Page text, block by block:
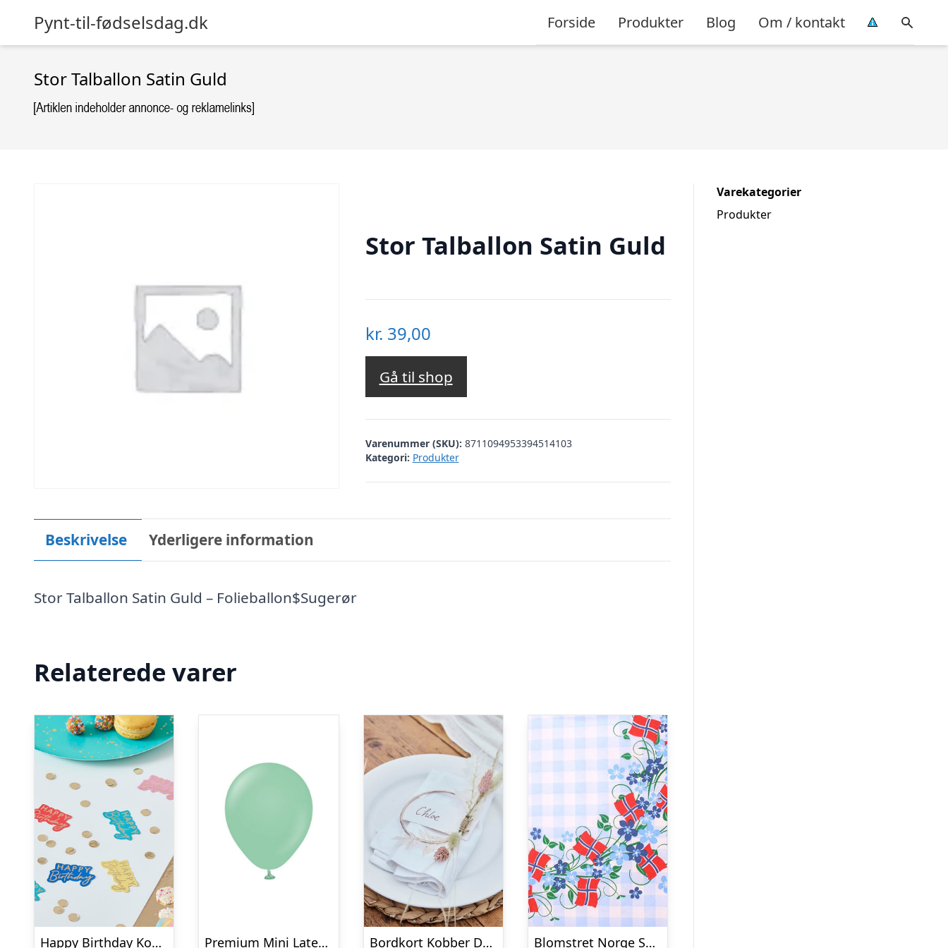
Pynt-til-fødselsdag.dk Forside Produkter Blog Om / kontakt
Stor Talballon Satin Guld
Stor Talballon Satin Guld
kr. 39,00
Gå til shop
Varenummer (SKU): 8711094953394514103
Kategori: Produkter
Beskrivelse Yderligere information
Stor Talballon Satin Guld – Folieballon$Sugerør
Relaterede varer
Happy Birthday Konfetti Multifarvet Premium Mini Latexballoner Mintgrøn Bordkort Kobber Dekorationsring Blomstret Norge Servietter
Varekategorier
Produkter